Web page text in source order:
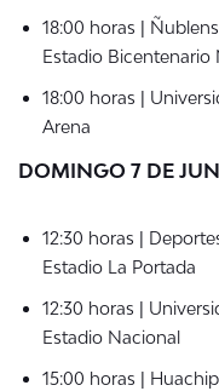
18:00 horas |
Estadio Bicentenario
18:00 horas |
Arena
DOMINGO 7 DE
12:30 horas |
Estadio La Portada
12:30 horas |
Estadio Nacional
15:00 horas |